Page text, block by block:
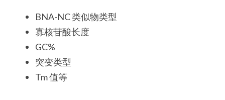
BNA-NC 类似物类型
寡核苷酸长度
GC%
突变类型
Tm 值等